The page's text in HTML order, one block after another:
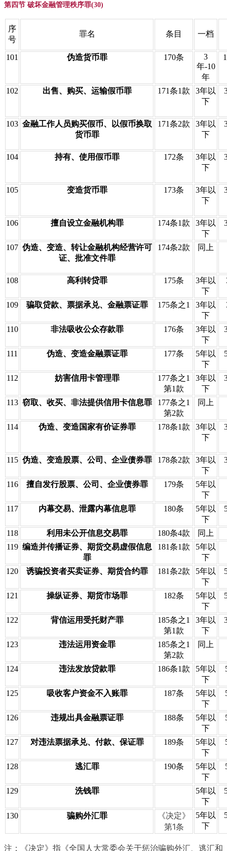
第四节 破坏金融管理秩序罪(30)
序
号
罪名 条目 一档
101 伪造货币罪 170条
3
年-10
年
102 出售、购买、运输假币罪 171条1款
3年以
下
103 金融工作人员购买假币、以假币换取
货币罪
171条2款
3年以
下
104 持有、使用假币罪 172条
3年以
下
105 变造货币罪 173条
3年以
下
106 擅自设立金融机构罪 174条1款
3年以
下
107 伪造、变造、转让金融机构经营许可
证、批准文件罪
174条2款 同上
108 高利转贷罪 175条
3年以
下
109 骗取贷款、票据承兑、金融票证罪 175条之1
3年以
下
110 非法吸收公众存款罪 176条
3年以
下
111 伪造、变造金融票证罪 177条
5年以
下
112 妨害信用卡管理罪
177条之1
第1款
3年以
下
113 窃取、收买、非法提供信用卡信息罪
177条之1
第2款
同上
114 伪造、变造国家有价证券罪 178条1款
3年以
下
115 伪造、变造股票、公司、企业债券罪 178条2款
3年以
下
116 擅自发行股票、公司、企业债券罪 179条
5年以
下
117
内幕交易、泄露内幕信息罪 180条
5年以
下
118 利用未公开信息交易罪 180条4款
同上
119 编造并传播证券、期货交易虚假信息
罪
181条1款
5年以
下
120
诱骗投资者买卖证券、期货合约罪 181条2款
5年以
下
121 操纵证券、期货市场罪 182条
5年以
下
122 背信运用受托财产罪
185条之1
第1款
3年以
下
123 违法运用资金罪
185条之1
第2款
同上
124 违法发放贷款罪 186条1款
5年以
下
125 吸收客户资金不入账罪 187条
5年以
下
126 违规出具金融票证罪 188条
5年以
下
127 对违法票据承兑、付款、保证罪 189条
5年以
下
128 逃汇罪 190条
5年以
下
129 洗钱罪
5年以
下
130 骗购外汇罪
《决定》
第1条
5年以
下
注：《决定》指《全国人大常委会关于惩治骗购外汇、逃汇和